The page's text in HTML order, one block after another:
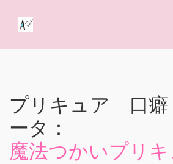
プリキュア 口癖
ータ：
魔法つかいプリキ